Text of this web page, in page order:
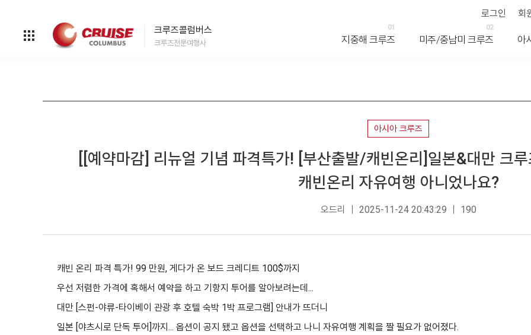
크루즈콜럼버스
크루즈전문여행사
01
지중해 크루즈
02
미주/중남미 크루즈 아
로그인 회
아시아 크루즈
[[예약마감] 리뉴얼 기념 파격특가! [부산출발/캐빈온리]일본&대만 크
캐빈온리 자유여행 아니었나요?
오드리 ｜ 2025-11-24 20:43:29 ｜ 190
캐빈 온리 파격 특가! 99 만원, 게다가 온 보드 크레디트 100$까지
우선 저렴한 가격에 혹해서 예약을 하고 기항지 투어를 알아보려는데...
대만 [스펀-야류-타이베이 관광 후 호텔 숙박 1박 프로그램] 안내가 뜨더니
일본 [야츠시로 단독 투어]까지... 옵션이 공지 됐고 옵션을 선택하고 나니 자유여행 계획을 짤 필요가 없어졌다.